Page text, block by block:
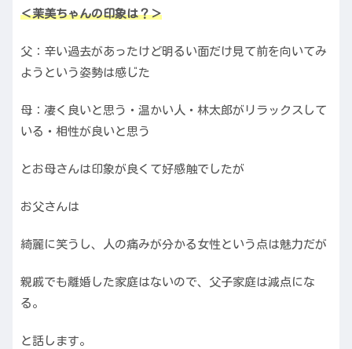
＜茉美ちゃんの印象は？＞
父：辛い過去があったけど明るい面だけ見て前を向いてみ
ようという姿勢は感じた
母：凄く良いと思う・温かい人・林太郎がリラックスして
いる・相性が良いと思う
とお母さんは印象が良くて好感触でしたが
お父さんは
綺麗に笑うし、人の痛みが分かる女性という点は魅力だが
親戚でも離婚した家庭はないので、父子家庭は減点にな
る。
と話します。